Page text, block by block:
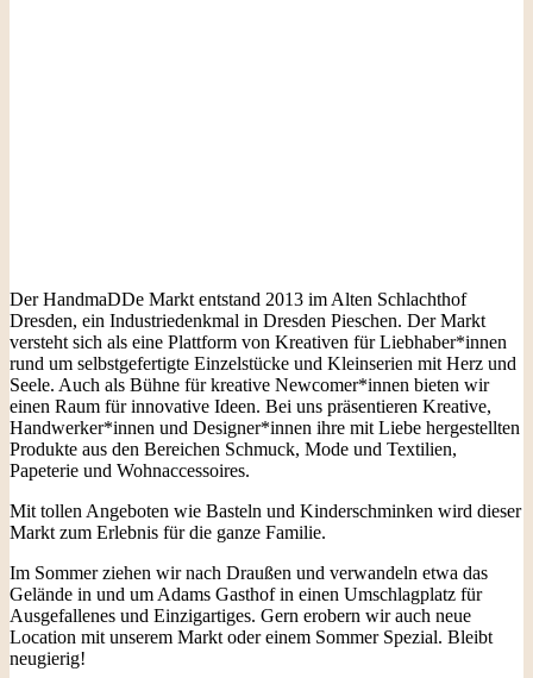
Der HandmaDDe Markt entstand 2013 im Alten Schlachthof
Dresden, ein Industriedenkmal in Dresden Pieschen. Der Markt
versteht sich als eine Plattform von Kreativen für Liebhaber*innen
rund um selbstgefertigte Einzelstücke und Kleinserien mit Herz und
Seele. Auch als Bühne für kreative Newcomer*innen bieten wir
einen Raum für innovative Ideen. Bei uns präsentieren Kreative,
Handwerker*innen und Designer*innen ihre mit Liebe hergestellten
Produkte aus den Bereichen Schmuck, Mode und Textilien,
Papeterie und Wohnaccessoires.
Mit tollen Angeboten wie Basteln und Kinderschminken wird dieser
Markt zum Erlebnis für die ganze Familie.
Im Sommer ziehen wir nach Draußen und verwandeln etwa das
Gelände in und um Adams Gasthof in einen Umschlagplatz für
Ausgefallenes und Einzigartiges. Gern erobern wir auch neue
Location mit unserem Markt oder einem Sommer Spezial. Bleibt
neugierig!